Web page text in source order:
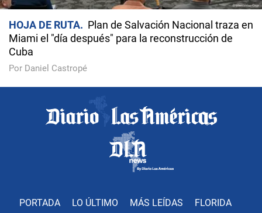
HOJA DE RUTA
Plan de Salvación Nacional traza en
Miami el "día después" para la reconstrucción de
Cuba
Por Daniel Castropé
PORTADA LO ÚLTIMO MÁS LEÍDAS FLORIDA